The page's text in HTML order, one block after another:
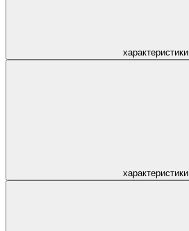
характеристики
характеристики